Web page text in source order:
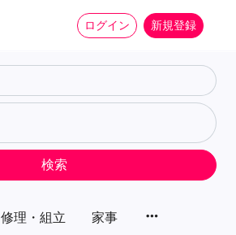
ログイン 新規登録
修理・組立 家事 more_horiz
検索